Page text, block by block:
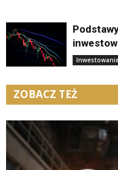
ZOBACZ TEŻ